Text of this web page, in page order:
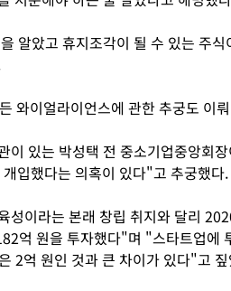
알았고 휴지조각이 될 수 있는 주식
와이얼라이언스에 관한 추궁도 이
있는 박성택 전 중소기업중앙회장
입했다는 의혹이 있다"고 추궁했다.
성이라는 본래 창립 취지와 달리
억 원을 투자했다"며 "스타트업에
2억 원인 것과 큰 차이가 있다"고